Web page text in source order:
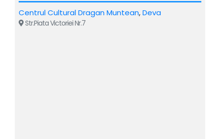
românesc și continuă să aducă bucurie generațiilor de
spectatori.
Centrul Cultural Dragan Muntean,Deva
Str.Piata Victoriei Nr.7